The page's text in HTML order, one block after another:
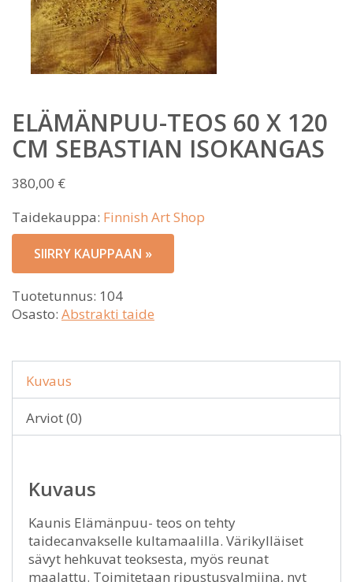
ELÄMÄNPUU-TEOS 60 X 120
CM SEBASTIAN ISOKANGAS
380,00 €
Taidekauppa: Finnish Art Shop
SIIRRY KAUPPAAN »
Tuotetunnus: 104
Osasto: Abstrakti taide
Kuvaus
Arviot (0)
Kuvaus
Kaunis Elämänpuu- teos on tehty
taidecanvakselle kultamaalilla. Värikylläiset
sävyt hehkuvat teoksesta, myös reunat
maalattu. Toimitetaan ripustusvalmiina, nyt